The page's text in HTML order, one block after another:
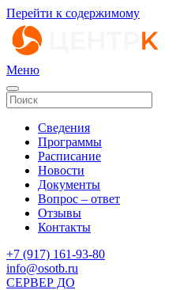
Перейти к содержимому
Меню
Сведения
Программы
Расписание
Новости
Документы
Вопрос – ответ
Отзывы
Контакты
‭+7 (917) 161-93-80‬
info@osotb.ru
СЕРВЕР ДО